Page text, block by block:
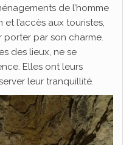
de l’homme
l’accès aux touristes,
porter par son charme.
des lieux, ne se
Elles ont leurs
leur tranquillité.